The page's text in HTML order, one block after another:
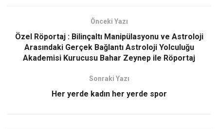
o
k
o
n
Önceki Yazı
Özel Röportaj : Bilinçaltı Manipülasyonu ve Astroloji
Arasındaki Gerçek Bağlantı Astroloji Yolculuğu
Akademisi Kurucusu Bahar Zeynep ile Röportaj
Sonraki Yazı
Her yerde kadın her yerde spor